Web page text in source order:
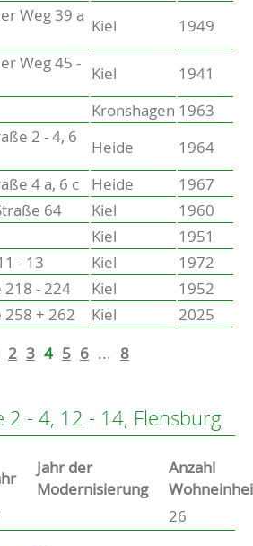
Weg 39 a
Kiel
1949
Weg 45 -
Kiel
1941
Kronshagen 1963
2 - 4, 6
Heide
1964
4 a, 6 c
Heide
1967
64
Kiel
1960
Kiel
1951
- 13
Kiel
1972
- 224
Kiel
1952
+ 262
Kiel
2025
2 3 4 5 6 ... 8
2 - 4, 12 - 14, Flensburg
Jahr der
Modernisierung
Anzahl
26